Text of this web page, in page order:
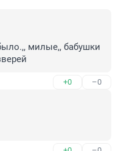
милые,, бабушки
+0 –0